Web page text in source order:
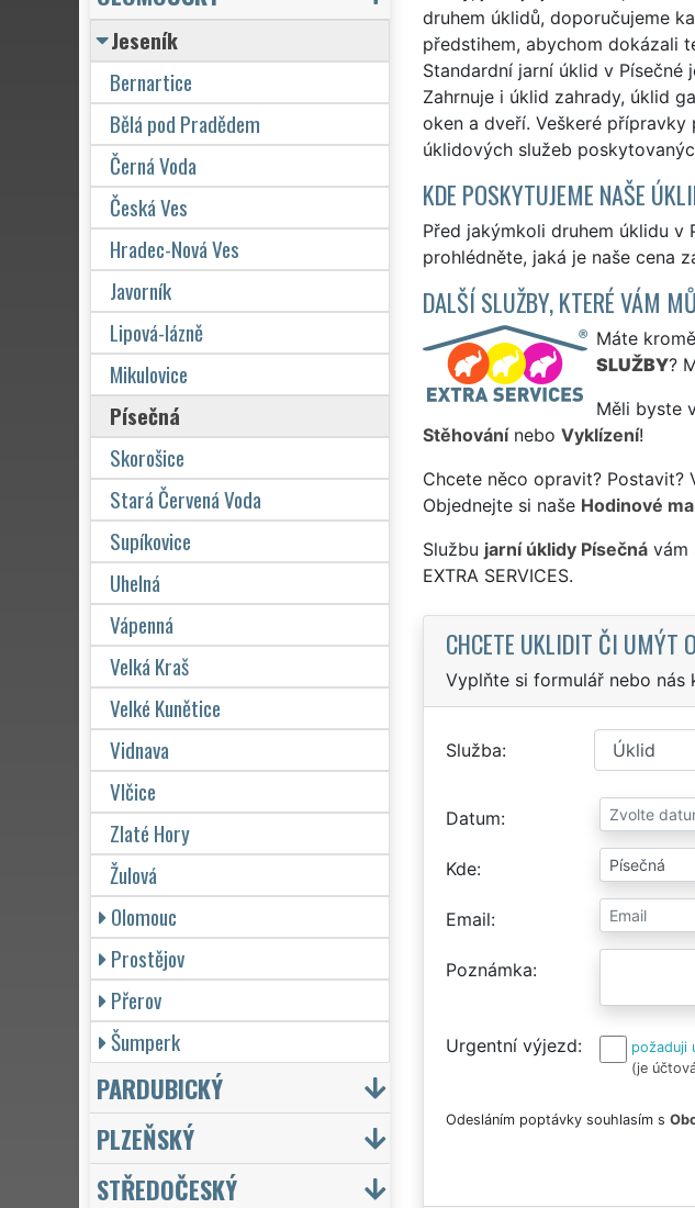
druhem úklidů, doporučujeme
předstihem, abychom dokázali
Standardní jarní úklid v
Zahrnuje i úklid zahrady, úklid
oken a dveří. Veškeré
úklidových služeb
KDE POSKYTUJEME NAŠE
Před jakýmkoli druhem úklidu v
prohlédněte, jaká je naše cena
DALŠÍ SLUŽBY, KTERÉ VÁM
Máte
SLUŽBY?
Měli byste
Stěhovánínebo Vyklízení!
Chcete něco opravit? Postavit?
Objednejte si naše Hodinové
Službu jarní úklidy Písečnávám
EXTRA SERVICES.
CHCETE UKLIDIT ČI UMÝT
Vyplňte si formulář nebo nás
Služba
Datum
Kde
Email
Poznámka
Urgentní výjezd
požaduji
(je
Odesláním poptávky souhlasím s
Jeseník
Bernartice
Bělá pod Pradědem
Černá Voda
Česká Ves
Hradec-Nová Ves
Javorník
Lipová-lázně
Mikulovice
Písečná
Skorošice
Stará Červená Voda
Supíkovice
Uhelná
Vápenná
Velká Kraš
Velké Kunětice
Vidnava
Vlčice
Zlaté Hory
Žulová
Olomouc
Prostějov
Přerov
Šumperk
PARDUBICKÝ
PLZEŇSKÝ
STŘEDOČESKÝ